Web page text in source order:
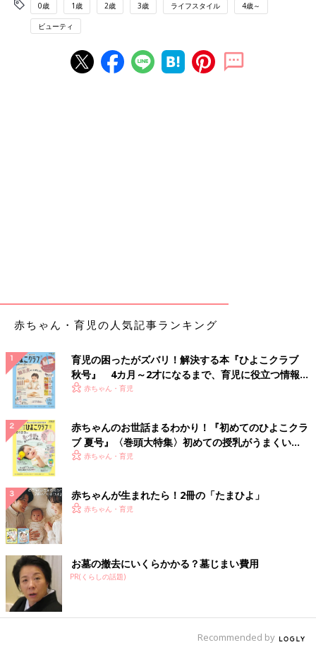
0歳 1歳 2歳 3歳 ライフスタイル 4歳～
ビューティ
赤ちゃん・育児の人気記事ランキング
育児の困ったがズバリ！解決する本『ひよこクラブ
秋号』 4カ月～2才になるまで、育児に役立つ情報が
いっぱい！
赤ちゃん・育児
赤ちゃんのお世話まるわかり！『初めてのひよこクラ
ブ 夏号』〈巻頭大特集〉初めての授乳がうまくい
く！ おっぱい・ミルクの基本と夏のトラブル 解決テ
赤ちゃん・育児
赤ちゃんが生まれたら！2冊の「たまひよ」
赤ちゃん・育児
お墓の撤去にいくらかかる？墓じまい費用
PR(くらしの話題)
Recommended by